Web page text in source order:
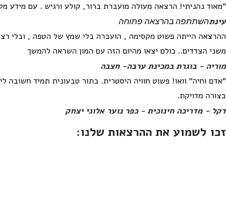
"מאוד נהניתי! הרצאה מעולה מועברת ברור, קולע ורגיש . עם מידע
עינתהשתתפה בהרצאה פתוחה
ההרצאה הייתה פשוט מקסימה , הועברה בלי שמץ של הטפה , ובלי
משני הצדדים.. כולם יצאו מהיום הזה עם המון השראה להמשך
מוריה - בוגרת במכינת ערבה- חצבה
"אדם וחיה" וואו! פשוט חוויה היסטרית. בתור טבעונית תמיד
בצורה מדויקת.
דקל - מדריכה חינוכית - כפר נוער אלוני יצחק
זכו לשמוע את ההרצאות שלנו: